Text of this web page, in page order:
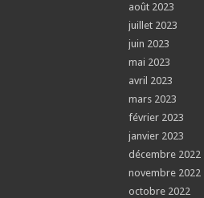
août 2023
juillet 2023
juin 2023
mai 2023
avril 2023
mars 2023
février 2023
janvier 2023
décembre 2022
novembre 2022
octobre 2022